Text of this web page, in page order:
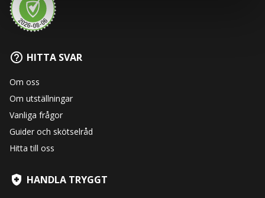
HITTA SVAR
Om oss
Om utställningar
Vanliga frågor
Guider och skötselråd
Hitta till oss
HANDLA TRYGGT